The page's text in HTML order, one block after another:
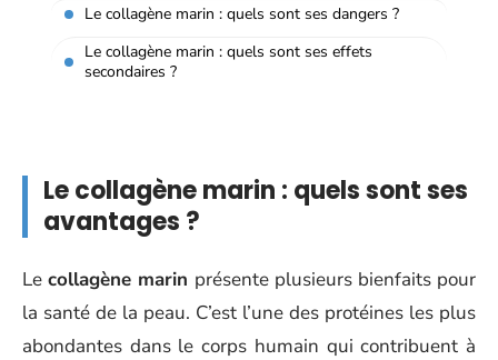
Le collagène marin : quels sont ses dangers ?
Le collagène marin : quels sont ses effets
secondaires ?
Le collagène marin : quels sont ses
avantages ?
Lecollagène marin présente plusieurs bienfaits pour
la santé de la peau. C’est l’une des protéines les plus
abondantes dans le corps humain qui contribuent à